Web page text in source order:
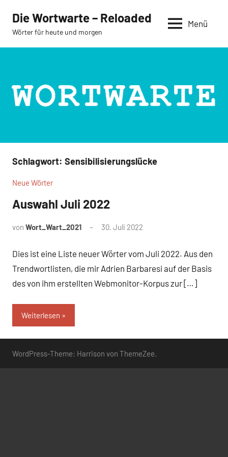
Inhalt
springen
Die Wortwarte – Reloaded
Wörter für heute und morgen
Menü
Schlagwort: Sensibilisierungslücke
Neue Wörter
Auswahl Juli 2022
von Wort_Wart_2021 30. Juli 2022
Dies ist eine Liste neuer Wörter vom Juli 2022. Aus den
Trendwortlisten, die mir Adrien Barbaresi auf der Basis
des von ihm erstellten Webmonitor-Korpus zur […]
Weiterlesen
WordPress-Theme: Harrison von ThemeZee.